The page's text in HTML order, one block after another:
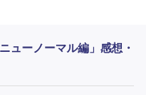
ューノーマル編」感想・